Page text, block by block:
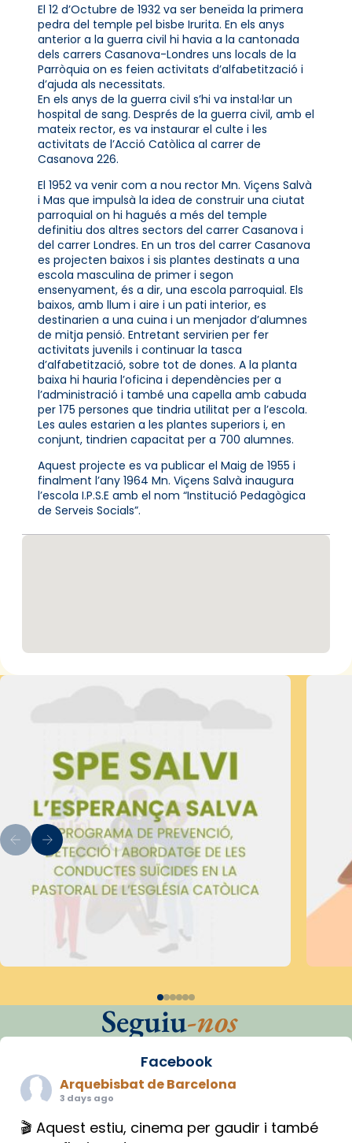
El 12 d’Octubre de 1932 va ser beneïda la primera
pedra del temple pel bisbe Irurita. En els anys
anterior a la guerra civil hi havia a la cantonada
dels carrers Casanova-Londres uns locals de la
Parròquia on es feien activitats d’alfabetització i
d’ajuda als necessitats.
En els anys de la guerra civil s’hi va instal·lar un
hospital de sang. Després de la guerra civil, amb el
mateix rector, es va instaurar el culte i les
activitats de l’Acció Catòlica al carrer de
Casanova 226.
El 1952 va venir com a nou rector Mn. Viçens Salvà
i Mas que impulsà la idea de construir una ciutat
parroquial on hi hagués a més del temple
definitiu dos altres sectors del carrer Casanova i
del carrer Londres. En un tros del carrer Casanova
es projecten baixos i sis plantes destinats a una
escola masculina de primer i segon
ensenyament, és a dir, una escola parroquial. Els
baixos, amb llum i aire i un pati interior, es
destinarien a una cuina i un menjador d’alumnes
de mitja pensió. Entretant servirien per fer
activitats juvenils i continuar la tasca
d’alfabetització, sobre tot de dones. A la planta
baixa hi hauria l’oficina i dependències per a
l’administració i també una capella amb cabuda
per 175 persones que tindria utilitat per a l’escola.
Les aules estarien a les plantes superiors i, en
conjunt, tindrien capacitat per a 700 alumnes.
Aquest projecte es va publicar el Maig de 1955 i
finalment l’any 1964 Mn. Viçens Salvà inaugura
l’escola I.P.S.E amb el nom “Institució Pedagògica
de Serveis Socials”.
Seguiu-nos
Facebook
Arquebisbat de Barcelona
3 days ago
🎬 Aquest estiu, cinema per gaudir i també